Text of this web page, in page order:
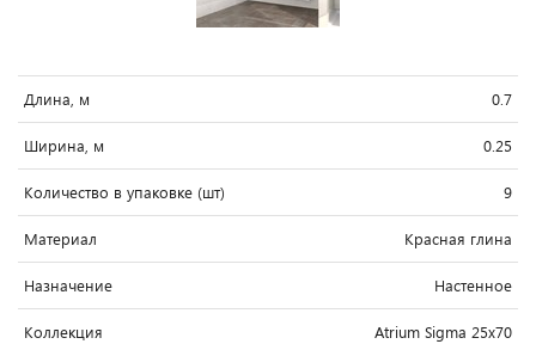
Длина, м 0.7
Ширина, м 0.25
Количество в упаковке (шт) 9
Материал Красная глина
Назначение Настенное
Коллекция Atrium Sigma 25x70